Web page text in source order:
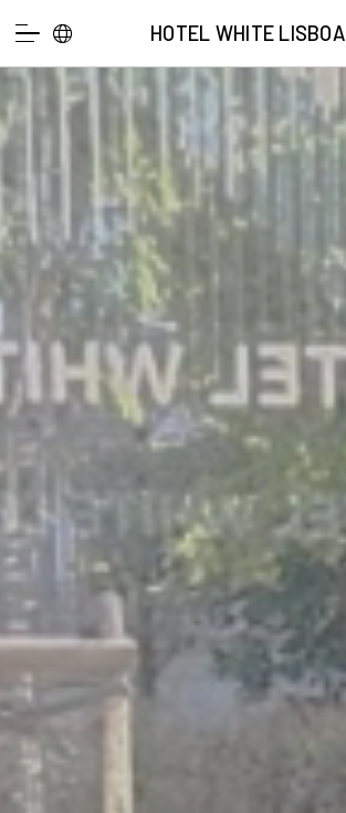
HOTEL WHITE LISBOA